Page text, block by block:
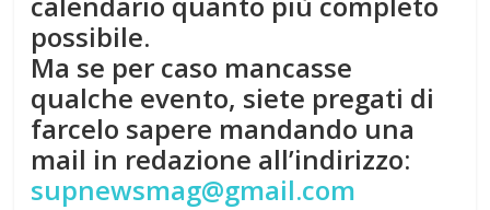
possibile.
Ma se per caso mancasse
qualche evento, siete pregati di
farcelo sapere mandando una
mail in redazione all’indirizzo:
supnewsmag@gmail.com